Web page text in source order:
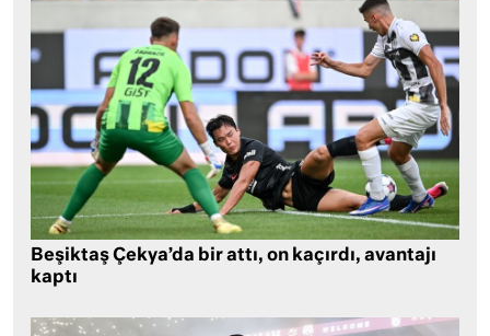
Beşiktaş Çekya’da bir attı, on kaçırdı, avantajı
kaptı